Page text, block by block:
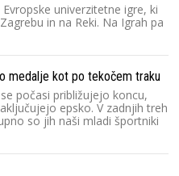
univerzitetne igre, ki
in na Reki. Na Igrah pa
medalje kot po tekočem traku
počasi približujejo koncu,
epsko. V zadnjih treh
so jih naši mladi športniki